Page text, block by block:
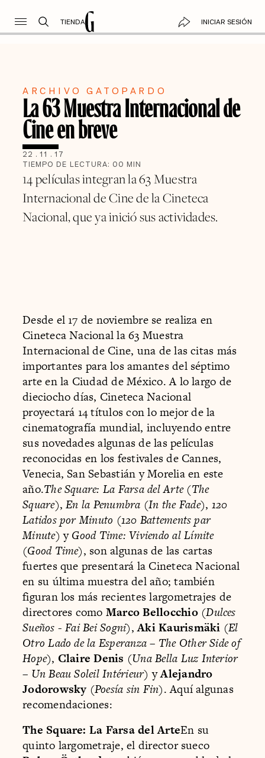
TIENDA INICIAR SESIÓN
ARCHIVO GATOPARDO
La 63 Muestra Internacional de
Cine en breve
22 . 11 . 17
TIEMPO DE LECTURA: 00 MIN
14 películas integran la 63 Muestra
Internacional de Cine de la Cineteca
Nacional, que ya inició sus actividades.
Desde el 17 de noviembre se realiza en
Cineteca Nacional la 63 Muestra
Internacional de Cine, una de las citas más
importantes para los amantes del séptimo
arte en la Ciudad de México. A lo largo de
dieciocho días, Cineteca Nacional
proyectará 14 títulos con lo mejor de la
cinematografía mundial, incluyendo entre
sus novedades algunas de las películas
reconocidas en los festivales de Cannes,
Venecia, San Sebastián y Morelia en este
año.The Square: La Farsa del Arte(The
Square),En la Penumbra (In the Fade), 120
Latidos por Minuto (120 Battements par
Minute) yGood Time: Viviendo al Límite
(Good Time), son algunas de las cartas
fuertes que presentará la Cineteca Nacional
en su última muestra del año; también
figuran los más recientes largometrajes de
directores como Marco Bellocchio(Dulces
Sueños -Fai Bei Sogni),Aki Kaurismäki (El
Otro Lado de la Esperanza– The Other Side of
Hope), Claire Denis (Una Bella Luz Interior
– Un Beau Soleil Intérieur) yAlejandro
Jodorowsky (Poesía sin Fin). Aquí algunas
recomendaciones:
The Square: La Farsa del ArteEn su
quinto largometraje, el director sueco